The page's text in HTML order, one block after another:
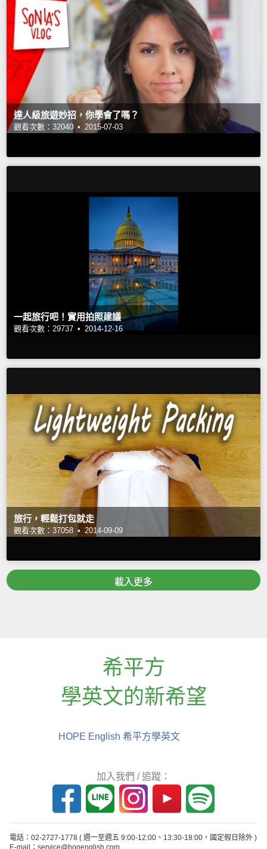
達人級旅遊妙招，你學會了嗎？
觀看次數：32040 • 2015-07-03
一起旅行吧！實用拍照建議
觀看次數：29737 • 2014-12-16
旅行，輕鬆打包就走
觀看次數：37058 • 2014-09-09
載入更多
希平方
學英文的新希望
HOPE English 希平方學英文
加入我們 / 追蹤：
電話：02-2727-1778 ( 週一至週五 9:00-12:00、13:30-18:00，國定假日除外 )
E-mail：service@hopenglish.com